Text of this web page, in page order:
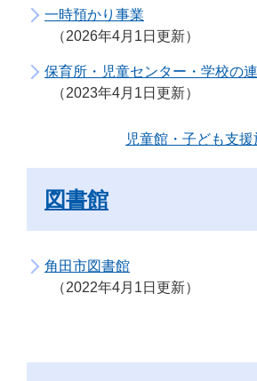
一時預かり事業
2026年4月1日更新
保育所・児童センター・学校の
2023年4月1日更新
児童館・子ども支
図書館
角田市図書館
2022年4月1日更新